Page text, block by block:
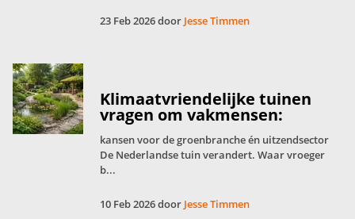
23 Feb 2026 door Jesse Timmen
Klimaatvriendelijke tuinen
vragen om vakmensen:
kansen voor de groenbranche én uitzendsector
De Nederlandse tuin verandert. Waar vroeger
b...
10 Feb 2026 door Jesse Timmen